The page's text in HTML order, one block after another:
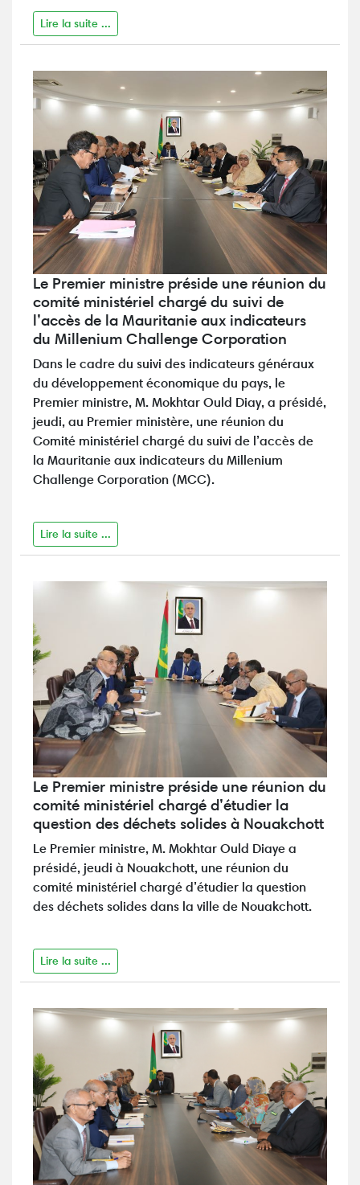
Lire la suite ...
Le Premier ministre préside une réunion du
comité ministériel chargé du suivi de
l’accès de la Mauritanie aux indicateurs
du Millenium Challenge Corporation
Dans le cadre du suivi des indicateurs généraux
du développement économique du pays, le
Premier ministre, M. Mokhtar Ould Diay, a présidé,
jeudi, au Premier ministère, une réunion du
Comité ministériel chargé du suivi de l’accès de
la Mauritanie aux indicateurs du Millenium
Challenge Corporation (MCC).
Lire la suite ...
Le Premier ministre préside une réunion du
comité ministériel chargé d’étudier la
question des déchets solides à Nouakchott
Le Premier ministre, M. Mokhtar Ould Diaye a
présidé, jeudi à Nouakchott, une réunion du
comité ministériel chargé d’étudier la question
des déchets solides dans la ville de Nouakchott.
Lire la suite ...